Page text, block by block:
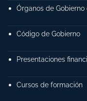
Órganos de
Código de Gobierno
Presentaciones
Cursos de formación